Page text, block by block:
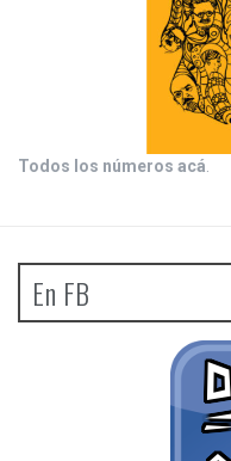
Todos los números acá.
En FB